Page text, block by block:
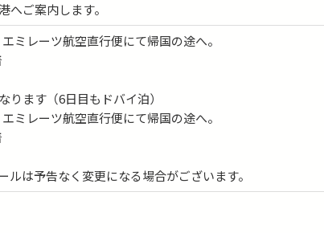
へご案内します。
エミレーツ航空直行便にて帰国の途へ。
ます（6日目もドバイ泊）
エミレーツ航空直行便にて帰国の途へ。
は予告なく変更になる場合がございます。